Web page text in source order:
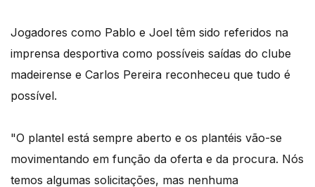
Jogadores como Pablo e Joel têm sido referidos na
imprensa desportiva como possíveis saídas do clube
madeirense e Carlos Pereira reconheceu que tudo é
possível.
"O plantel está sempre aberto e os plantéis vão-se
movimentando em função da oferta e da procura. Nós
temos algumas solicitações, mas nenhuma